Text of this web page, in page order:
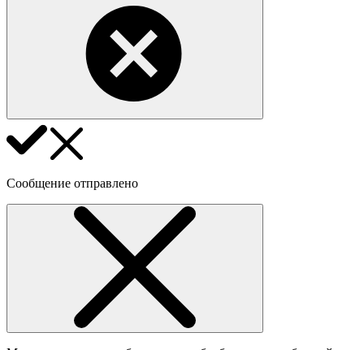
Сообщение отправлено